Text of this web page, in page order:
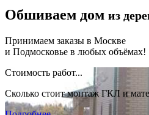
Обшиваем дом из
Принимаем заказы в Москве
и Подмосковье в любых объёмах!
Стоимость работ...
Сколько стоит монтаж ГКЛ и